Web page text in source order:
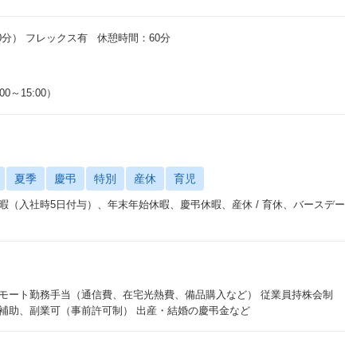
） フレックス有 休憩時間：60分
～15:00）
夏季 慶弔 特別 産休 育児
（入社時5日付与）、年末年始休暇、慶弔休暇、産休 / 育休、バースデー
ート勤務手当（通信費、在宅光熱費、備品購入など） 従業員持株会制
助、副業可（事前許可制） 出産・結婚の慶弔金など